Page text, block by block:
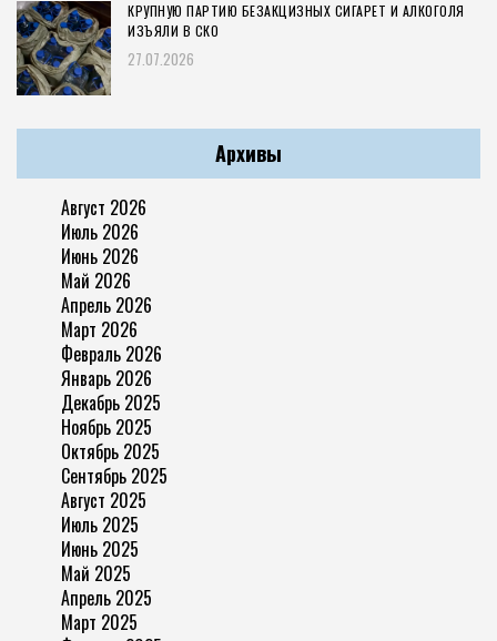
КРУПНУЮ ПАРТИЮ БЕЗАКЦИЗНЫХ СИГАРЕТ И АЛКОГОЛЯ
ИЗЪЯЛИ В СКО
27.07.2026
Архивы
Август 2026
Июль 2026
Июнь 2026
Май 2026
Апрель 2026
Март 2026
Февраль 2026
Январь 2026
Декабрь 2025
Ноябрь 2025
Октябрь 2025
Сентябрь 2025
Август 2025
Июль 2025
Июнь 2025
Май 2025
Апрель 2025
Март 2025